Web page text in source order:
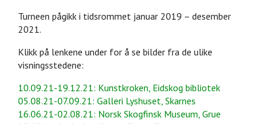
Turneen pågikk i tidsrommet januar 2019 – desember
2021.
Klikk på lenkene under for å se bilder fra de ulike
visningsstedene:
10.09.21-19.12.21: Kunstkroken, Eidskog bibliotek
05.08.21-07.09.21: Galleri Lyshuset, Skarnes
16.06.21-02.08.21: Norsk Skogfinsk Museum, Grue